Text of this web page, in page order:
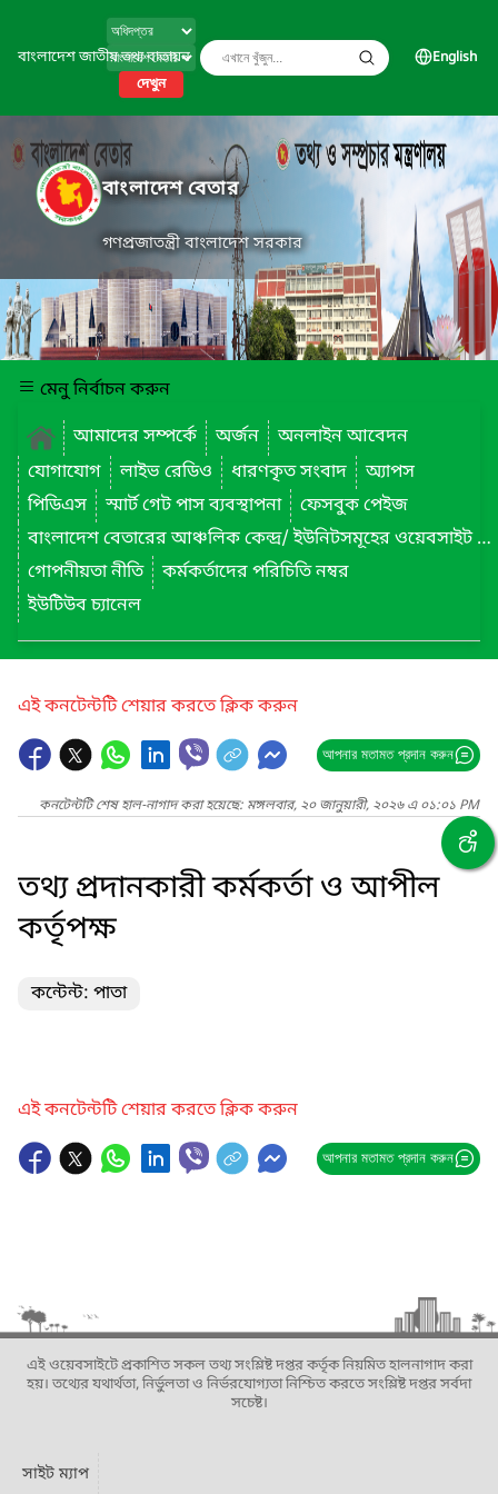
বাংলাদেশ জাতীয় তথ্য বাতায়ন
দেখুন
English
বাংলাদেশ বেতার
গণপ্রজাতন্ত্রী বাংলাদেশ সরকার
মেনু নির্বাচন করুন
আমাদের সম্পর্কে
অর্জন
অনলাইন আবেদন
যোগাযোগ
লাইভ রেডিও ধারণকৃত সংবাদ
অ্যাপস
পিডিএস
স্মার্ট গেট পাস ব্যবস্থাপনা
ফেসবুক পেইজ
বাংলাদেশ বেতারের আঞ্চলিক কেন্দ্র/ ইউনিটসমূহের ওয়েবসাইট লিংক
গোপনীয়তা নীতি
কর্মকর্তাদের পরিচিতি নম্বর
ইউটিউব চ্যানেল
এই কনটেন্টটি শেয়ার করতে ক্লিক করুন
আপনার মতামত প্রদান করুন
কনটেন্টটি শেষ হাল-নাগাদ করা হয়েছে: মঙ্গলবার, ২০ জানুয়ারী, ২০২৬ এ ০১:০১ PM
তথ্য প্রদানকারী কর্মকর্তা ও আপীল
কর্তৃপক্ষ
কন্টেন্ট: পাতা
এই কনটেন্টটি শেয়ার করতে ক্লিক করুন
আপনার মতামত প্রদান করুন
এই ওয়েবসাইটে প্রকাশিত সকল তথ্য সংশ্লিষ্ট দপ্তর কর্তৃক নিয়মিত হালনাগাদ করা
হয়। তথ্যের যথার্থতা, নির্ভুলতা ও নির্ভরযোগ্যতা নিশ্চিত করতে সংশ্লিষ্ট দপ্তর সর্বদা
সচেষ্ট।
সাইট ম্যাপ